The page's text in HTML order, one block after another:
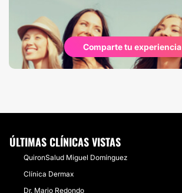
Comparte tu experiencia
ÚLTIMAS CLÍNICAS VISTAS
QuironSalud Miguel Domínguez
Clínica Dermax
Dr. Mario Redondo